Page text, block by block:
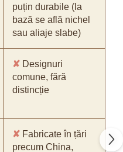
puțin durabile (la
bază se află nichel
sau aliaje slabe)
✘ Designuri
comune, fără
distincție
✘ Fabricate în țări
precum China,